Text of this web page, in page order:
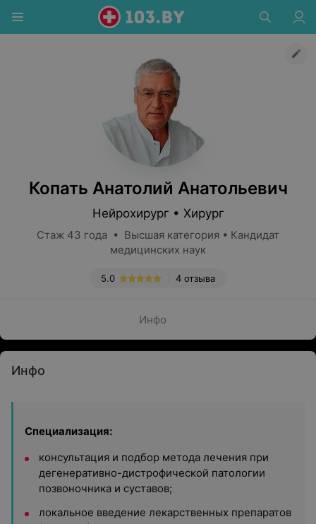
Копать Анатолий Анатольевич
Нейрохирург • Хирург
Стаж 43 года • Высшая категория • Кандидат
медицинских наук
4 отзыва
5.0
Инфо
Инфо
Специализация:
консультация и подбор метода лечения при
дегенеративно-дистрофической патологии
позвоночника и суставов;
локальное введение лекарственных препаратов